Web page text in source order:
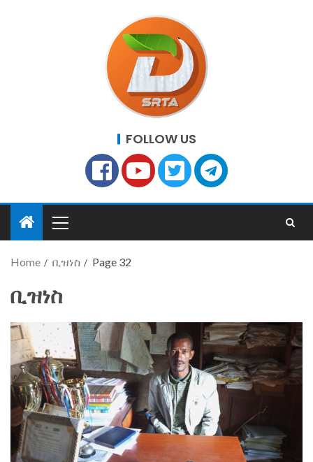
FOLLOW US
Home ቢዝነስ Page 32
ቢዝነስ